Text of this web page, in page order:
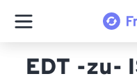
EDT -zu-